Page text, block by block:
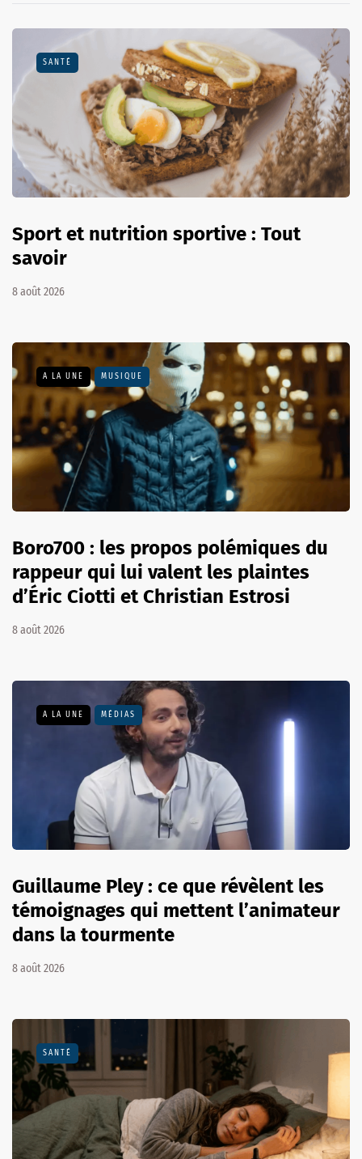
SANTÉ
Sport et nutrition sportive : Tout
savoir
8 août 2026
A LA UNE MUSIQUE
Boro700 : les propos polémiques du
rappeur qui lui valent les plaintes
d’Éric Ciotti et Christian Estrosi
8 août 2026
A LA UNE MÉDIAS
Guillaume Pley : ce que révèlent les
témoignages qui mettent l’animateur
dans la tourmente
8 août 2026
SANTÉ